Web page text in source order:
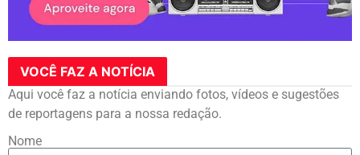
VOCÊ FAZ A NOTÍCIA
Aqui você faz a notícia enviando fotos, vídeos e sugestões
de reportagens para a nossa redação.
Nome